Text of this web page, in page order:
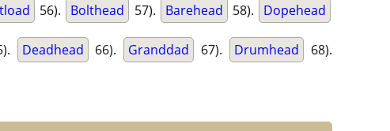
56). Bolthead 57). Barehead 58). Dopehead
Deadhead 66). Granddad 67). Drumhead 68).